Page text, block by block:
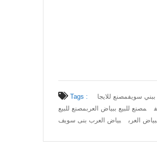
Tags : ببني سويفمصنع للايجا
مصنع للبيع ببياض العربمصنع للبيع
العرب
بياض العرب بنى سويف